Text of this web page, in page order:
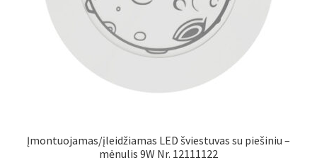
Įmontuojamas/įleidžiamas LED šviestuvas su piešiniu –
mėnulis 9W Nr. 12111122